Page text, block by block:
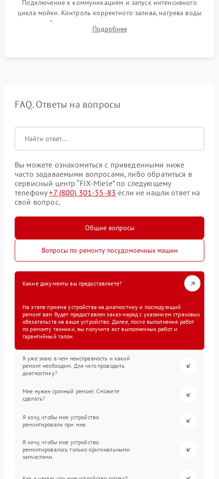
Подключение к коммуникациям и запуск интенсивного
цикла мойки. Контроль корректного залива, нагрева воды
до нужной температуры, отсутствия посторонних шумов,
штатного слива и абсолютной сухости в поддоне.
Подробнее
FAQ. Ответы на вопросы
Вы можете ознакомиться с приведенными ниже
часто задаваемыми вопросами, либо обратиться в
сервисный центр “FIX-Miele” по следующему
телефону+7 (800) 301-55-83 если не нашли ответ на
свой вопрос.
Общие вопросы
Вопросы по ремонту посудомоечных машин
Какие документы вы предоставляете?
На этапе приема устройства на диагностику и последующий
ремонт вам будет предоставлен заказ-наряд с указанием страховых
обязательств на ваше устройство. Далее, после выполнения работ
по ремонту техники, вы получите акт выполненных работ и
гарантийный талон.
Я уже знаю в чем неисправность и какой
ремонт необходим. Для чего проводить
диагностику?
Мне нужен срочный ремонт. Сможете
сделать?
Я хочу, чтобы мое устройство
ремонтировали при мне.
Я хочу, чтобы мое устройство
ремонтировалось только оригинальными
запчастями.